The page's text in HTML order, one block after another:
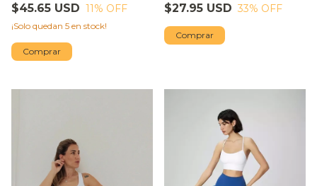
$45.65 USD 11% OFF
¡Solo quedan 5 en stock!
Comprar
$27.95 USD 33% OFF
Comprar